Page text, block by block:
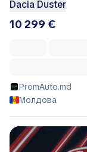
Dacia Duster
10 299 €
PromAuto.md
Молдова